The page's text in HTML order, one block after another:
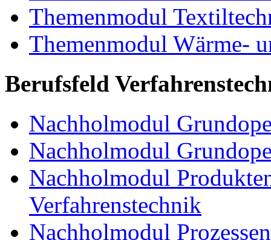
Themenmodul
Themenmodul Wärme-
Berufsfeld
Nachholmodul
Nachholmodul
Nachholmodul
Verfahrenstechnik
Nachholmodul